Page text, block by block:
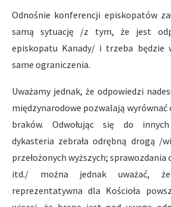
Odnośnie konferencji episkopatów
samą sytuację /z tym, że jest
episkopatu Kanady/ i trzeba będzie
same ograniczenia.
Uważamy jednak, że odpowiedzi
międzynarodowe pozwalają wyrównać
braków. Odwołując się do
dykasteria zebrała odrębną drogą /
przełożonych wyższych;
itd./ można jednak uważać,
reprezentatywna dla Kościoła